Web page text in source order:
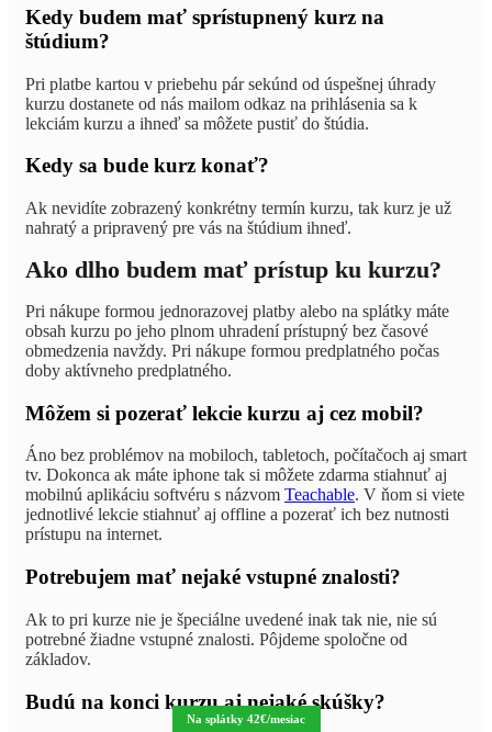
Na splátky 60€/mesiac
Na splátky 42€/mesiac
Kedy budem mať sprístupnený kurz na
štúdium?
Pri platbe kartou v priebehu pár sekúnd od úspešnej úhrady
kurzu dostanete od nás mailom odkaz na prihlásenia sa k
lekciám kurzu a ihneď sa môžete pustiť do štúdia.
Kedy sa bude kurz konať?
Ak nevidíte zobrazený konkrétny termín kurzu, tak kurz je už
nahratý a pripravený pre vás na štúdium ihneď.
Ako dlho budem mať prístup ku kurzu?
Pri nákupe formou jednorazovej platby alebo na splátky máte
obsah kurzu po jeho plnom uhradení prístupný bez časové
obmedzenia navždy. Pri nákupe formou predplatného počas
doby aktívneho predplatného.
Môžem si pozerať lekcie kurzu aj cez mobil?
Áno bez problémov na mobiloch, tabletoch, počítačoch aj smart
tv. Dokonca ak máte iphone tak si môžete zdarma stiahnuť aj
mobilnú aplikáciu softvéru s názvom Teachable. V ňom si viete
jednotlivé lekcie stiahnuť aj offline a pozerať ich bez nutnosti
prístupu na internet.
Potrebujem mať nejaké vstupné znalosti?
Ak to pri kurze nie je špeciálne uvedené inak tak nie, nie sú
potrebné žiadne vstupné znalosti. Pôjdeme spoločne od
základov.
Budú na konci kurzu aj nejaké skúšky?